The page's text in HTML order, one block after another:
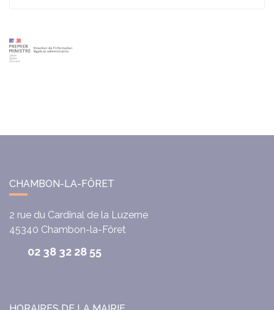
CHAMBON-LA-FÔRET
2 rue du Cardinal de la Luzerne
45340 Chambon-la-Fôret
02 38 32 28 55